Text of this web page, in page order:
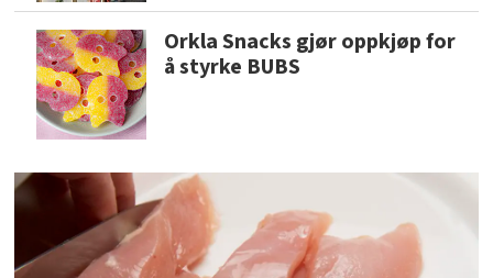
Orkla Snacks gjør oppkjøp for
å styrke BUBS